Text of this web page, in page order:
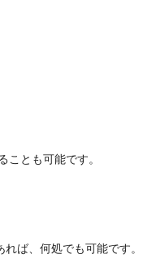
ことも可能です。
ば、 何処でも可能です。